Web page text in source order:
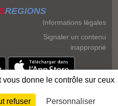
REGIONS
Informations légales
Signaler un contenu
inapproprié
Connexion
donne le contrôle sur ceux
refuser Personnaliser